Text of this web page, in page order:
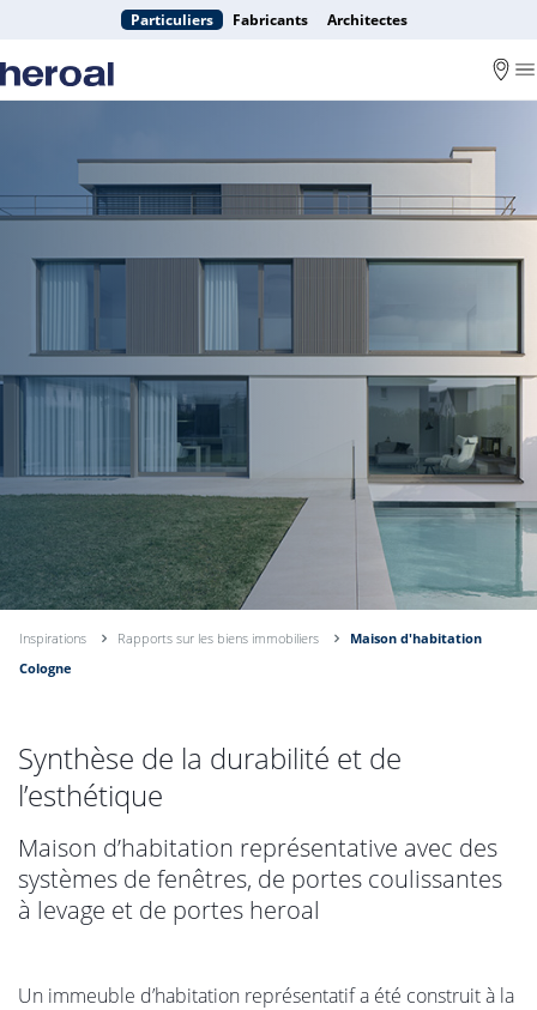
Particuliers Fabricants Architectes
Inspirations Rapports sur les biens immobiliers
Maison d'habitation
Cologne
Synthèse de la durabilité et de
l’esthétique
Maison d’habitation représentative avec des
systèmes de fenêtres, de portes coulissantes
à levage et de portes heroal
Un immeuble d’habitation représentatif a été construit à la